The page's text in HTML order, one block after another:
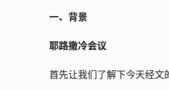
一、背景
耶路撒冷会议
首先让我们了解下今天经文